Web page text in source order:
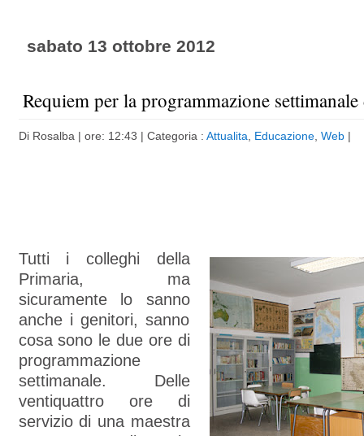
sabato 13 ottobre 2012
Requiem per la programmazione
Di Rosalba | ore: 12:43 | Categoria : Attualita Educazione, Web |
Tutti i colleghi della
Primaria, ma
sicuramente lo sanno
anche i genitori, sanno
cosa sono le due ore di
programmazione
settimanale. Delle
ventiquattro ore di
servizio di una maestra